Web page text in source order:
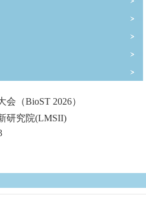
（BioST 2026）
研究院(LMSII)